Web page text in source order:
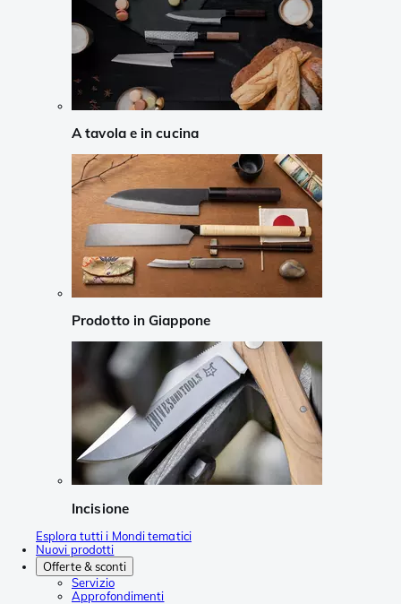
A tavola e in cucina
Prodotto in Giappone
Incisione
Esplora tutti i Mondi tematici
Nuovi prodotti
Offerte & sconti
Servizio
Approfondimenti